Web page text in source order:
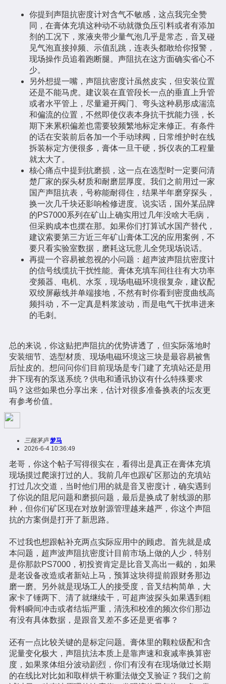
你提到声阻抗密度计对含气不敏感，这点我完全赞
同，在膏体充填这种动不动就微负压引料或者有添加
剂的工况下，浆液夹带少量气泡几乎是常态，音叉碰
见气泡直接掉频、示值乱跳，连表头都敢给你报警，
现场操作员追着跑断腿。声阻抗在这方面确实省心不
少。
另外想提一嘴，声阻抗密度计虽然皮实，但安装位置
还是不能马虎。建议装在直管段长一点的垂直上升管
或者水平管上，尽量避开阀门、弯头这种易形成湍流
和偏流的位置，不然即使仪表本身抗干扰能力强，长
期下来累积偏差也需要较频繁地标定来修正。有条件
的话在安装前后各加一个手动球阀，日常维护时在线
拆装标定方便很多，膏体一旦干硬，拆仪表的工程量
就太大了。
核心痛点中提到抗磨损，这一点在选型时一定要问清
楚厂家的探头材质和耐磨层厚度。我们之前用过一家
国产声阻抗表，号称能耐得住，结果半年磨穿探头，
换一次几千块还影响检修进度。说实话，国外某品牌
的PS7000系列在矿山上确实用过几年没啥大毛病，
但采购成本也摆在那。如果你们打算试水国产替代，
建议索要第三方近三年矿山膏体工况的应用案例，不
要只看实验室数据，磨耗这玩意儿全凭现场说话。
再提一个容易被忽视的小问题：超声波声阻抗密度计
的信号线缆抗干扰性能。膏体充填车间往往有大功率
变频器、电机、水泵，现场电磁环境很复杂，建议配
双绞屏蔽线并单端接地，不然有时你看到密度曲线高
频抖动，不一定真是料浆波动，而是电气干扰串进来
的毛刺。
总的来说，你这贴把声阻抗的优势讲透了，但实际落地时
安装细节、选型材质、现场电磁环境这三块是最容易被售
后扯皮的。想问问你们目前现场是专门建了充填站还是用
井下现有的泵送系统？供电和通讯协议有什么特殊要求
吗？这些如果也分享出来，估计对很多准备换表的坛友更
有参考价值。
三顾茅庐 梦马
2026-6-4 10:36:49
老哥，你这个帖子写得很实在，看得出是真正在膏体充填
现场摸过爬滚打过的人。我前几年也跟矿区那边的充填站
打过几次交道，当时他们用的就是音叉密度计，确实遇到
了你说的阻尼问题和磨损问题，最后是换成了射线源的那
种，但你们矿区现在对放射源管理越来越严，你这个声阻
抗的方案倒是打开了新思路。
不过我也想跟帖补充两点实际应用中的顾虑。首先就是成
本问题，超声波声阻抗密度计目前市场上做的人少，特别
是你那款PS7000，初投资肯定是比音叉高出一截的，如果
是老设备改造或者新站上马，预算这块得提前跟财务那边
磨一磨。另外就是现场工人的接受度，音叉结构简单，大
家卡了锤两下、清了就继续干，可超声波探头如果遇到粗
骨料瞬间冲击或者结垢严重，清洗和校准的频次你们那边
有没有具体数据，是跟音叉差不多还是更省事？
还有一点比较关键的是标定问题。膏体里的颗粒级配和含
泥量变化极大，声阻抗法本质上是靠声速和衰减率换算密
度，如果浆体组分波动剧烈，你们有没有在现场做过长期
的在线比对比如和取样烘干称重法做交叉验证？我们之前